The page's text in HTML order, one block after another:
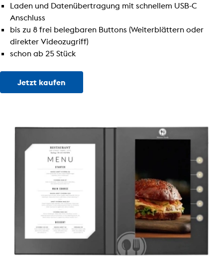
Laden und Datenübertragung mit schnellem USB-C
Anschluss
bis zu 8 frei belegbaren Buttons (Weiterblättern oder
direkter Videozugriff)
schon ab 25 Stück
Jetzt kaufen